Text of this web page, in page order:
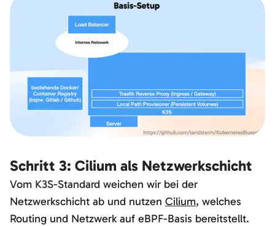
Schritt 3: Cilium als Netzwerkschicht
Vom K3S-Standard weichen wir bei der
Netzwerkschicht ab und nutzen Cilium, welches
Routing und Netzwerk auf eBPF-Basis bereitstellt.